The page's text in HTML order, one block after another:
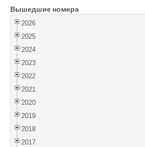
Войти
Вышедшие номера
2026
2025
2024
2023
2022
2021
2020
2019
2018
2017